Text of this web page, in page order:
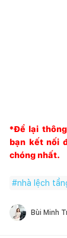
*Để lại
bạn kết nối
chóng nhất.
#nhà lệch
Bùi Minh